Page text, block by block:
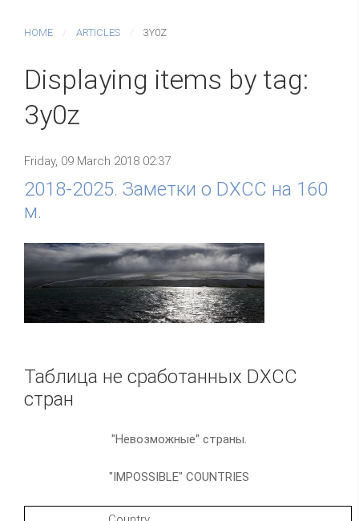
HOME ARTICLES 3Y0Z
Displaying items by tag:
3y0z
Friday, 09 March 2018 02:37
2018-2025. Заметки о DXCC на 160
м.
Таблица не сработанных DXCC
стран
"Невозможные" страны.
"IMPOSSIBLE" COUNTRIES